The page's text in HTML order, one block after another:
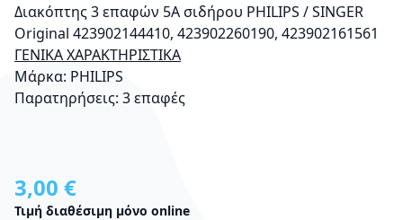
Διακόπτης 3 επαφών 5A σιδήρου PHILIPS / SINGER
Original 423902144410, 423902260190, 423902161561
ΓΕΝΙΚΑ ΧΑΡΑΚΤΗΡΙΣΤΙΚΑ
Μάρκα: PHILIPS
Παρατηρήσεις: 3 επαφές
3,00 €
Τιμή διαθέσιμη μόνο online